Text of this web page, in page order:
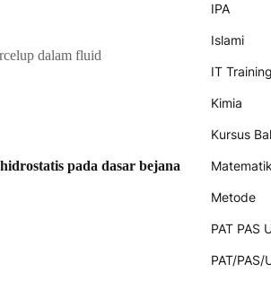
dalam fluid
pada dasar bejana
IPA
Islami
IT Training
Kimia
Kursus
Metode
PAT PAS
PAT/PAS/